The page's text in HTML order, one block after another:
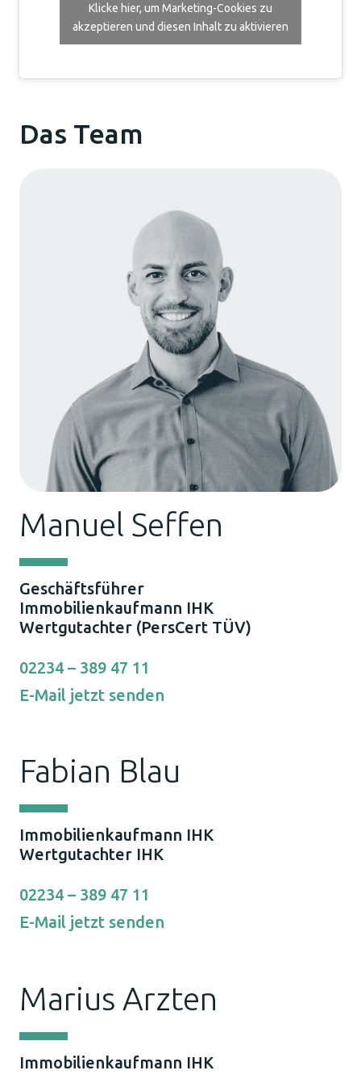
Klicke hier, um Marketing-Cookies zu
akzeptieren und diesen Inhalt zu aktivieren
Das Team
Manuel Seffen
Geschäftsführer
Immobilienkaufmann IHK
Wertgutachter (PersCert TÜV)
02234 – 389 47 11
E-Mail jetzt senden
Fabian Blau
Immobilienkaufmann IHK
Wertgutachter IHK
02234 – 389 47 11
E-Mail jetzt senden
Marius Arzten
Immobilienkaufmann IHK